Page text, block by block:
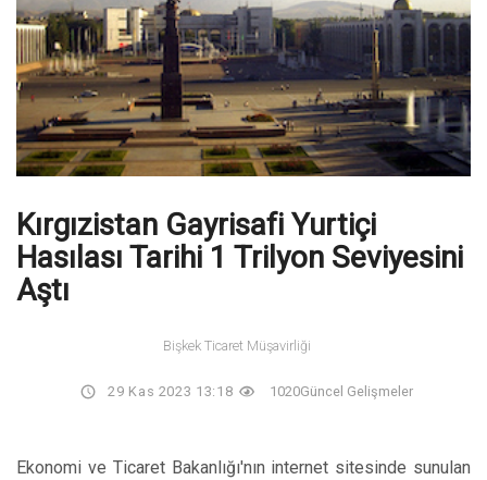
Kırgızistan Gayrisafi Yurtiçi
Hasılası Tarihi 1 Trilyon Seviyesini
Aştı
Bişkek Ticaret Müşavirliği
29 Kas 2023 13:18 1020Güncel Gelişmeler
Ekonomi ve Ticaret Bakanlığı'nın internet sitesinde sunulan